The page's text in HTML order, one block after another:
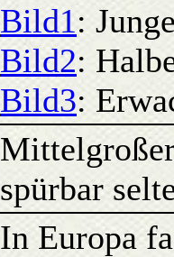
Bild1:
Bild2:
Bild3:
spürbar
In Europa